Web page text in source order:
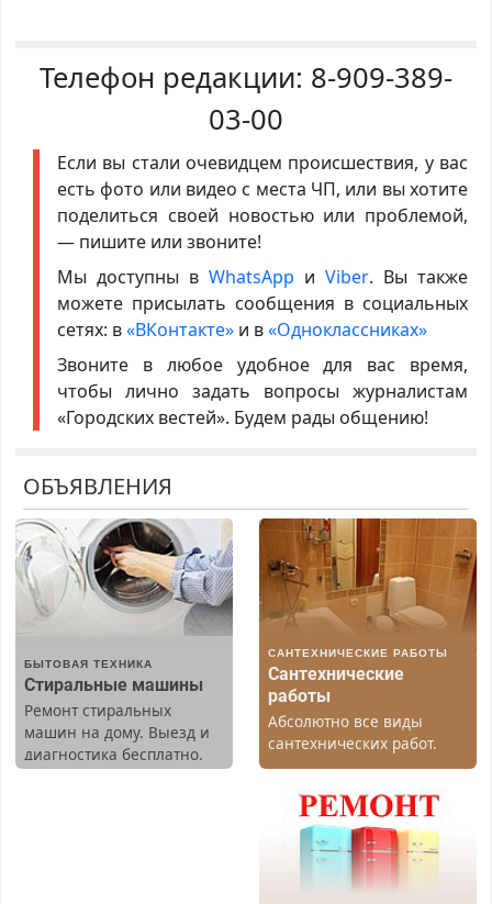
Телефон редакции: 8-909-389-
03-00
Если вы стали очевидцем происшествия, у вас
есть фото или видео с места ЧП, или вы хотите
поделиться своей новостью или проблемой,
— пишите или звоните!
Мы доступны в WhatsApp иViber. Вы также
можете присылать сообщения в социальных
сетях: в«ВКонтакте»и в«Одноклассниках»
Звоните в любое удобное для вас время,
чтобы лично задать вопросы журналистам
«Городских вестей». Будем рады общению!
ОБЪЯВЛЕНИЯ
БЫТОВАЯ ТЕХНИКА
Стиральные машины
Ремонт стиральных
машин на дому. Выезд и
диагностика бесплатно.
Предусмотрены скидки.
САНТЕХНИЧЕСКИЕ РАБОТЫ
Сантехнические
работы
Абсолютно все виды
сантехнических работ.
Быстро. Качественно.